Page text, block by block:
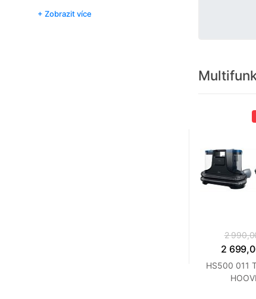
2
2
HS500 011
+ Zobrazit více